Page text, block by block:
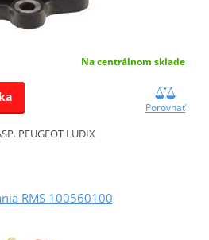
Na centrálnom sklade
Porovnať
PEUGEOT LUDIX
RMS 100560100